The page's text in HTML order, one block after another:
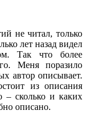
не читал, только
лет назад видел
Так что более
Меня поразило
автор описывает.
из описания
сколько и каких
описано.